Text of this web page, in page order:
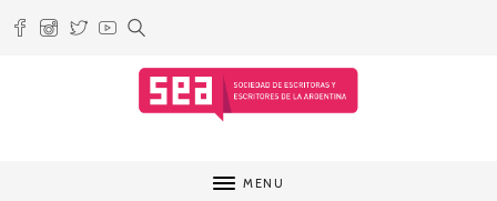
MENU